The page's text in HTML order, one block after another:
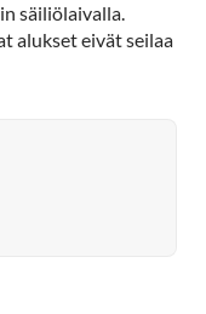
säiliölaivalla.
alukset eivät seilaa